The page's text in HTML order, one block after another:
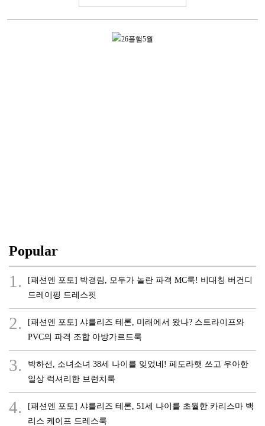
Popular
1.
[패션엔 포토] 박경림, 모두가 놀란 파격 MC룩! 비대칭 버건디
드레이핑 드레스핏
2.
[패션엔 포토] 샤를리즈 테론, 미래에서 왔나? 스트라이프와
PVC의 파격 조합 아방가르드룩
3.
박하선, 소녀소녀 38세 나이를 잊었네! 페도라햇 쓰고 우아한
일상 럭셔리한 브런치룩
4.
[패션엔 포토] 샤를리즈 테론, 51세 나이를 초월한 카리스마 백
리스 케이프 드레스룩